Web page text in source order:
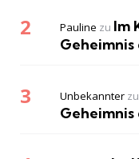
Pauline zu Im
Unbekannter zu